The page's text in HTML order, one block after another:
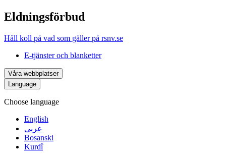
Eldningsförbud
Håll koll på vad som gäller på rsnv.se
E-tjänster och blanketter
Våra webbplatser
Language
Choose language
English
عربى
Bosanski
Kurdî